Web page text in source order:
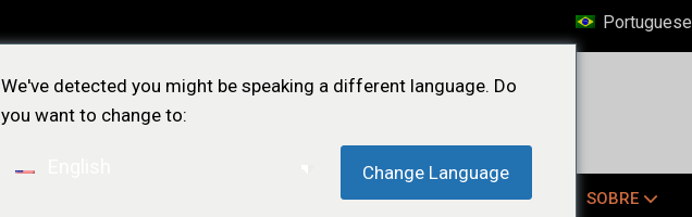
Portuguese
CONTATO ASSINE JÁ SOBRE
We've detected you might be speaking a different language. Do
you want to change to:
Change Language